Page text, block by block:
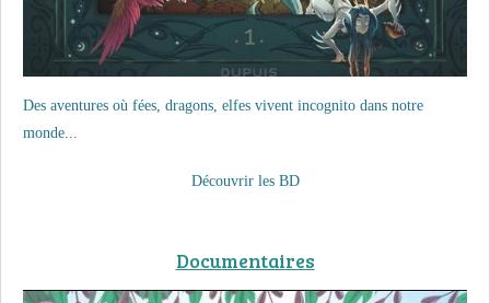
Des aventures où fées, dragons, elfes vivent incognito dans notre
monde...
Découvrir les BD
Documentaires